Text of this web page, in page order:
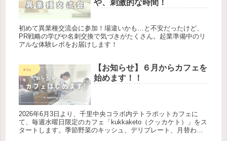
や、刺激的な時間！
初めて異業種交流会に参加！場違いかも…と不安だったけど、
PR戦略の学びや名刺交換で気づきがたくさん。起業準備中のリ
アルな体験レポをお届けします！
【お知らせ】６月からカフェを
始めます！！
2026年6月3日より、千里中央コラボ内テトラポットカフェに
て、毎週水曜日限定のカフェ「kukkaketo（クッカケト）」をス
タートします。季節野菜のキッシュ、デリプレート、月替わり